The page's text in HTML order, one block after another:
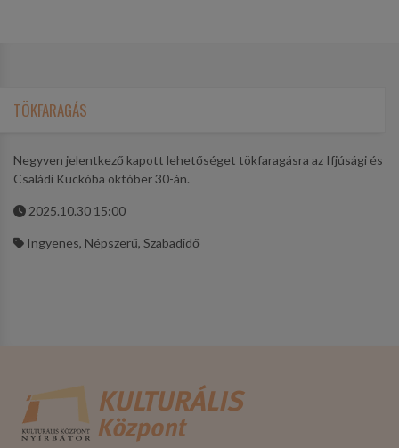
TÖKFARAGÁS
Negyven jelentkező kapott lehetőséget tökfaragásra az Ifjúsági és
Családi Kuckóba október 30-án.
2025.10.30 15:00
Ingyenes, Népszerű, Szabadidő